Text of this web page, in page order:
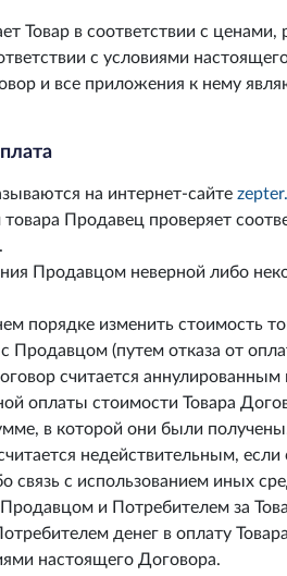
Товар в соответствии с
с условиями
и все приложения к нему
на интернет-сайте
Продавец проверяет
Продавцом неверной либо
порядке изменить стоимость
Продавцом (путем отказа от
считается
оплаты стоимости Товара
в которой они были
недействительным, если
связь с использованием иных
и Потребителем за
денег в оплату
настоящего Договора.